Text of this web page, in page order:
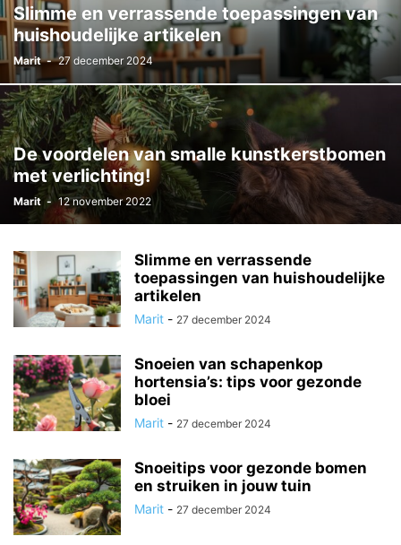
Slimme en verrassende toepassingen van
huishoudelijke artikelen
Marit - 27 december 2024
De voordelen van smalle kunstkerstbomen
met verlichting!
Marit - 12 november 2022
Slimme en verrassende
toepassingen van huishoudelijke
artikelen
Marit - 27 december 2024
Snoeien van schapenkop
hortensia’s: tips voor gezonde
bloei
Marit - 27 december 2024
Snoeitips voor gezonde bomen
en struiken in jouw tuin
Marit - 27 december 2024